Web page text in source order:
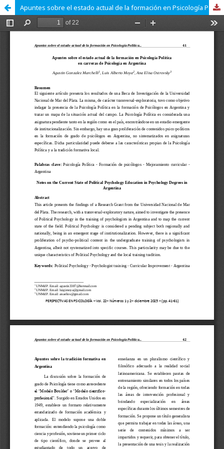
Apuntes sobre el estado actual de la formación en Psicología Política en carreras de Psicología en Argentina